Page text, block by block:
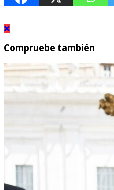
Compruebe también